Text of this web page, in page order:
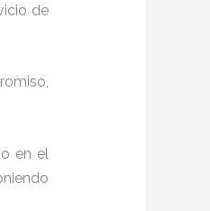
de
en el